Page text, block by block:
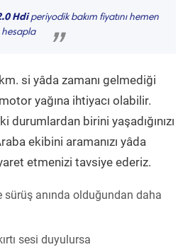
Hdiperiyodik bakım fiyatını hemen
hesapla
”
si yâda zamanı gelmediği
yağına ihtiyacı olabilir.
durumlardan birini yaşadığınızı
ekibini aramanızı yâda
etmenizi tavsiye ederiz.
sürüş anında olduğundan daha
sesi duyulursa